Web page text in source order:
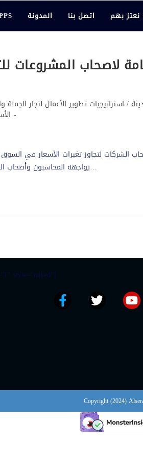
المدونة اتصل بنا نعتز بهم
لاصحاب المشروعات
/ استراتيجيات تطوير الأعمال لتجار
الشركات لتجاوز تغيرات الأسعار في
يواجهه المحاسبون وأصحاب الشركات. تتطلب هذه التغيرات استراتيجيات مُحكمة وإدارة مالية…
style="naked"]
Copyright (2024)